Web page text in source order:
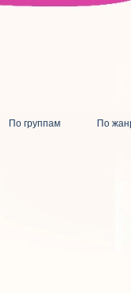
По группам По